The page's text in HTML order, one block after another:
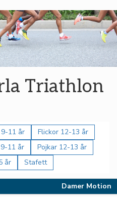
Triathlon
11 år
Flickor 12-13 år
11 år
Pojkar 12-13 år
år
Stafett
Damer Motion